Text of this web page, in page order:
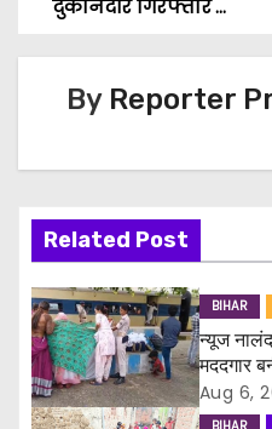
p
p
o
o
k
s
n
a
v
i
g
a
दुकानदार गिरफ्तार …
By Reporter
Related Post
BIHAR
न्यूज
मददगार
जानें पूरी
Aug 6,